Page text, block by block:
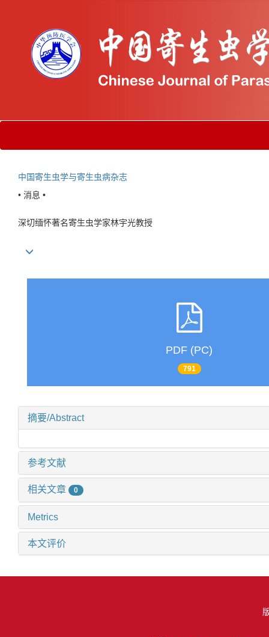
中国寄生虫学与寄生虫病杂志
• 消息 •
深切缅怀著名寄生虫学家林宇光教授
PDF (PC)
791
摘要/Abstract
参考文献
相关文章 0
Metrics
本文评价